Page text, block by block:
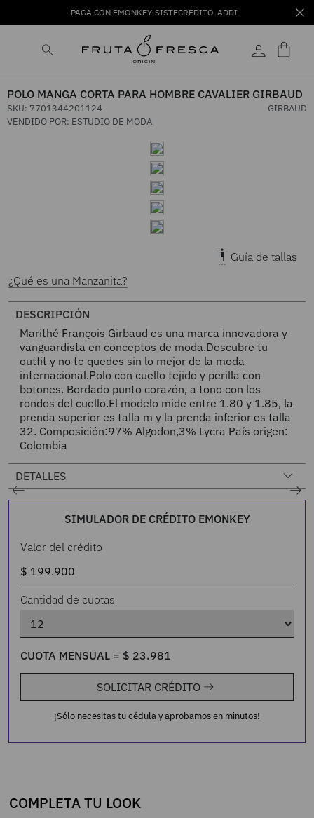
PAGA CON EMONKEY-SISTECRÉDITO-ADDI
POLO MANGA CORTA PARA HOMBRE CAVALIER GIRBAUD
SKU: 7701344201124
GIRBAUD
VENDIDO POR: ESTUDIO DE MODA
Guía de tallas
¿Qué es una Manzanita?
DESCRIPCIÓN
Marithé François Girbaud es una marca innovadora y
vanguardista en conceptos de moda.Descubre tu
outfit y no te quedes sin lo mejor de la moda
internacional.Polo con cuello tejido y perilla con
botones. Bordado punto corazón, a tono con los
rondos del cuello.El modelo mide entre 1.80 y 1.85, la
prenda superior es talla m y la prenda inferior es talla
32. Composición:97% Algodon,3% Lycra País origen:
Colombia
DETALLES
SIMULADOR DE CRÉDITO EMONKEY
Valor del crédito
Cantidad de cuotas
CUOTA MENSUAL = $ 23.981
SOLICITAR CRÉDITO
¡Sólo necesitas tu cédula y aprobamos en minutos!
COMPLETA TU LOOK